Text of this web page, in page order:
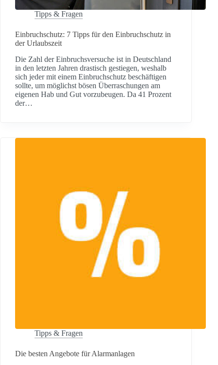
Tipps & Fragen
Einbruchschutz: 7 Tipps für den Einbruchschutz in
der Urlaubszeit
Die Zahl der Einbruchsversuche ist in Deutschland
in den letzten Jahren drastisch gestiegen, weshalb
sich jeder mit einem Einbruchschutz beschäftigen
sollte, um möglichst bösen Überraschungen am
eigenen Hab und Gut vorzubeugen. Da 41 Prozent
der…
Tipps & Fragen
Die besten Angebote für Alarmanlagen